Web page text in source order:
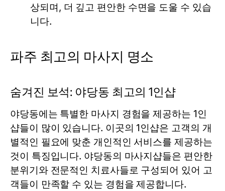
상되며, 더 깊고 편안한 수면을 도울 수 있습
니다.
파주 최고의 마사지 명소
숨겨진 보석: 야당동 최고의 1인샵
야당동에는 특별한 마사지 경험을 제공하는 1인
샵들이 많이 있습니다. 이곳의 1인샵은 고객의 개
별적인 필요에 맞춘 개인적인 서비스를 제공하는
것이 특징입니다. 야당동의 마사지샵들은 편안한
분위기와 전문적인 치료사들로 구성되어 있어 고
객들이 만족할 수 있는 경험을 제공합니다.